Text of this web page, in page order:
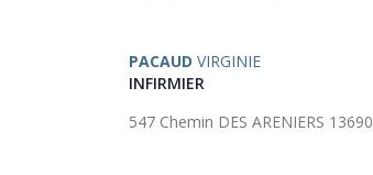
PACAUD VIRGINIE
INFIRMIER
547 Chemin DES ARENIERS 13690